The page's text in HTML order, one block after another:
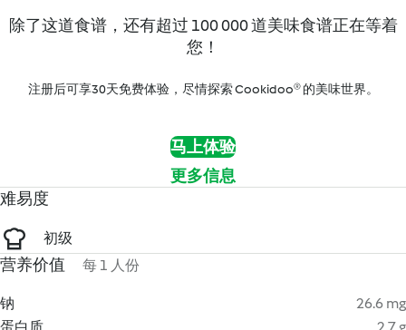
除了这道食谱，还有超过 100 000 道美味食谱正在等着
您！
注册后可享30天免费体验，尽情探索 Cookidoo® 的美味世界。
马上体验
更多信息
难易度
初级
营养价值 每 1 人份
钠
26.6 mg